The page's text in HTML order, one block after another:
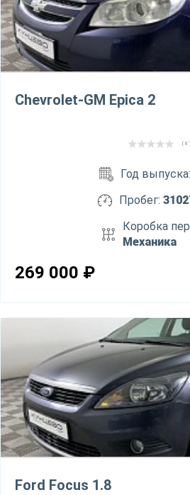
Chevrolet-GM Epica 2
( 0 )
Год выпуска:
Пробег:
Коробка
Механика
269 000 ₽
Ford Focus 1.8